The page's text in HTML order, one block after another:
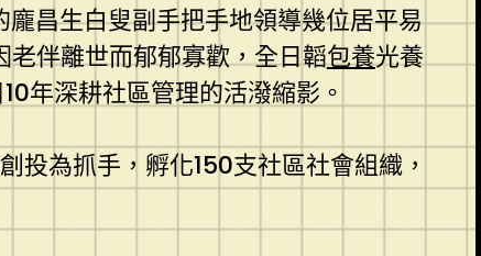
昌生白叟副手把手地領導幾位居平易
伴離世而郁郁寡歡，全日韜包養光養
年深耕社區管理的活潑縮影。
投為抓手，孵化150支社區社會組織，